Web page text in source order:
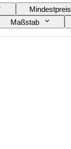
Mindestpreis
Maßstab